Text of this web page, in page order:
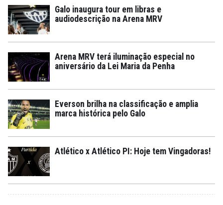
Galo inaugura tour em libras e
audiodescrição na Arena MRV
Arena MRV terá iluminação especial no
aniversário da Lei Maria da Penha
Everson brilha na classificação e amplia
marca histórica pelo Galo
Atlético x Atlético PI: Hoje tem Vingadoras!